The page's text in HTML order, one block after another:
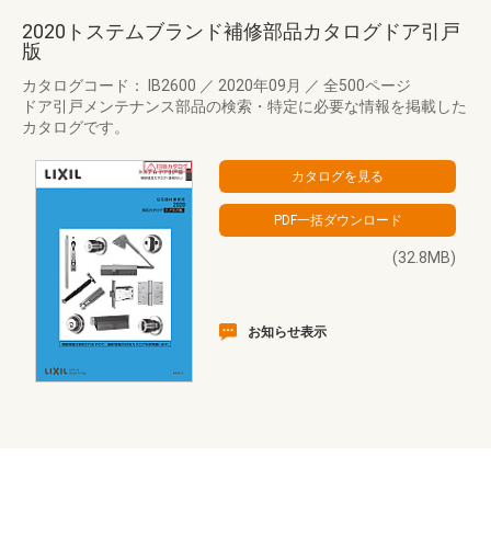
2020トステムブランド補修部品カタログドア引戸
版
カタログコード： IB2600 ／ 2020年09月 ／ 全500ページ
ドア引戸メンテナンス部品の検索・特定に必要な情報を掲載した
カタログです。
(32.8MB)
お知らせ表示